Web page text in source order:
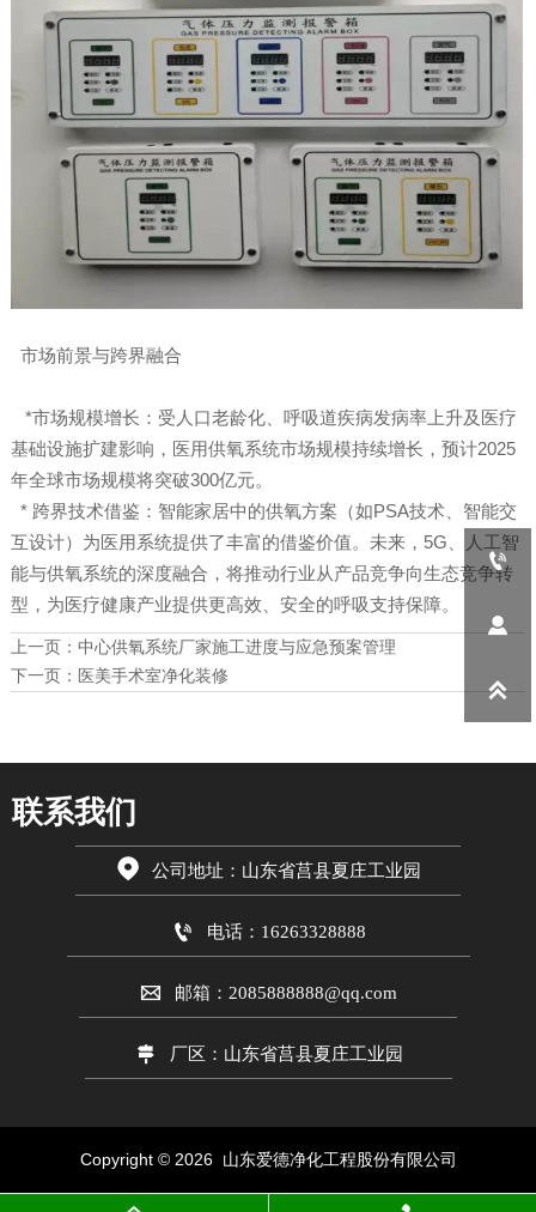
市场前景与跨界融合
*市场规模增长：受人口老龄化、呼吸道疾病发病率上升及医疗
基础设施扩建影响，医用供氧系统市场规模持续增长，预计2025
年全球市场规模将突破300亿元。
* 跨界技术借鉴：智能家居中的供氧方案（如PSA技术、智能交
互设计）为医用系统提供了丰富的借鉴价值。未来，5G、人工智
能与供氧系统的深度融合，将推动行业从产品竞争向生态竞争转
型，为医疗健康产业提供更高效、安全的呼吸支持保障。
上一页： 中心供氧系统厂家施工进度与应急预案管理
下一页： 医美手术室净化装修
联系我们
 公司地址：山东省莒县夏庄工业园
 电话：16263328888
 邮箱：2085888888@qq.com
 厂区：山东省莒县夏庄工业园
Copyright © 2026 山东爱德净化工程股份有限公司


